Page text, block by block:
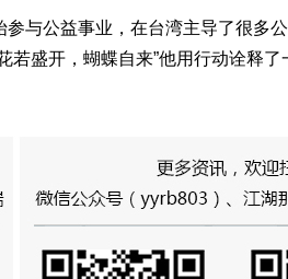
参与公益事业，在台湾主导了很多
若盛开，蝴蝶自来”他用行动诠释